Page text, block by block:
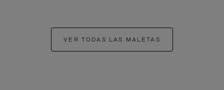
VER TODAS LAS MALETAS